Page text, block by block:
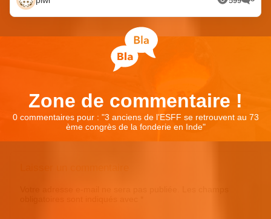
Zone de commentaire !
0 commentaires pour : "3 anciens de l’ESFF se retrouvent au 73
ème congrès de la fonderie en Inde"